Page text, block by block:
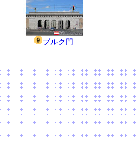
ブルク門